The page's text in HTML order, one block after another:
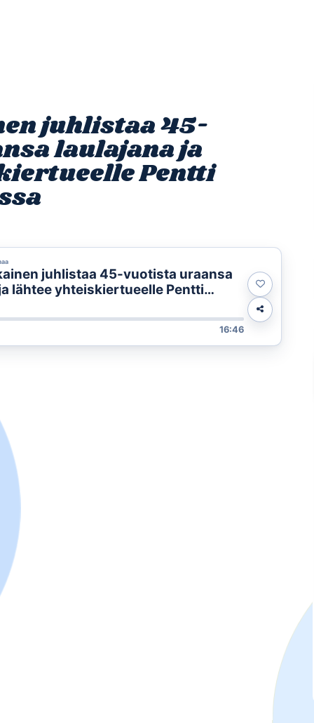
juhlistaa 45-
laulajana ja
Pentti
juhlistaa 45-vuotista uraansa
lähtee yhteiskiertueelle Pentti
16:46